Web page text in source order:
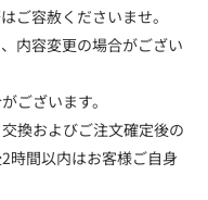
ご容赦くださいませ。
内容変更の場合がござい
ございます。
換およびご注文確定後の
時間以内はお客様ご自身